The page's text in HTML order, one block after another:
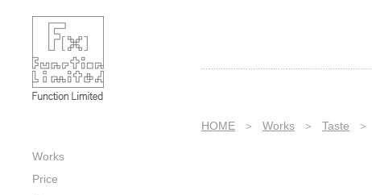
｜Sub-category｜Works｜株式会社
ファンクションの作品紹介
Works
Price
HOME ＞ Works ＞ Taste ＞